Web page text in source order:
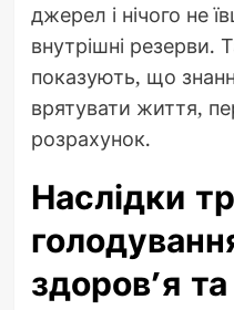
джерел і нічого не
внутрішні резерви.
показують, що
врятувати життя,
розрахунок.
Наслідки
здоров’я